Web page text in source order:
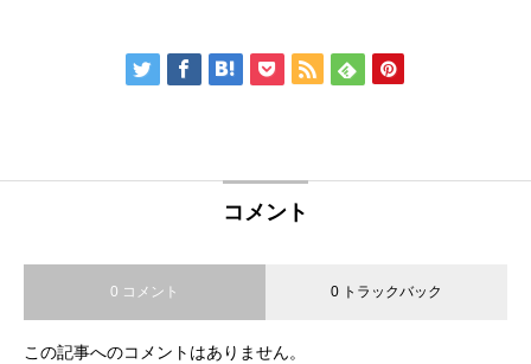
コメント
0 コメント 0 トラックバック
この記事へのコメントはありません。